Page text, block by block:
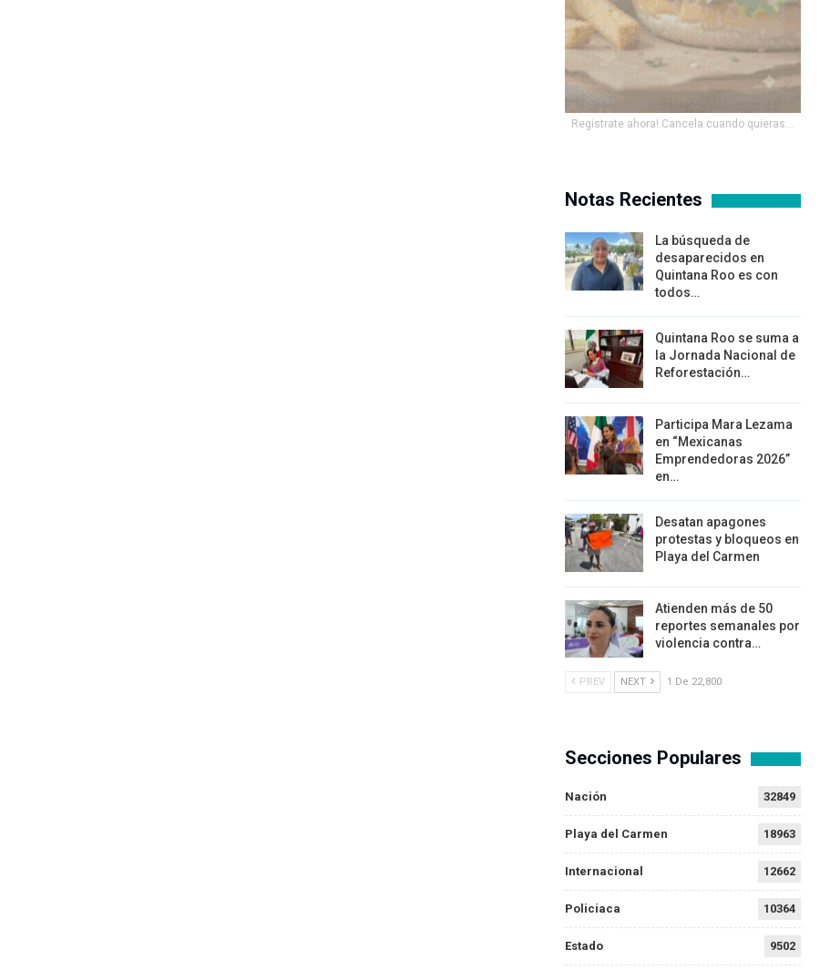
Registrate ahora! Cancela cuando quieras...
Notas Recientes
La búsqueda de
desaparecidos en
Quintana Roo es con
todos…
Quintana Roo se suma a
la Jornada Nacional de
Reforestación…
Participa Mara Lezama
en “Mexicanas
Emprendedoras 2026”
en…
Desatan apagones
protestas y bloqueos en
Playa del Carmen
Atienden más de 50
reportes semanales por
violencia contra…
PREV NEXT 1 De 22,800
Secciones Populares
Nación 32849
Playa del Carmen 18963
Internacional 12662
Policiaca 10364
Estado 9502